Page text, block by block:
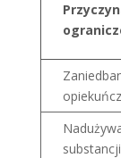
substancji